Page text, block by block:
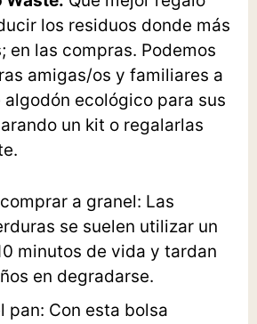
los residuos donde más
en las compras. Podemos
amigas/os y familiares a
algodón ecológico para sus
un kit o regalarlas
a granel: Las
se suelen utilizar un
minutos de vida y tardan
en degradarse.
pan: Con esta bolsa